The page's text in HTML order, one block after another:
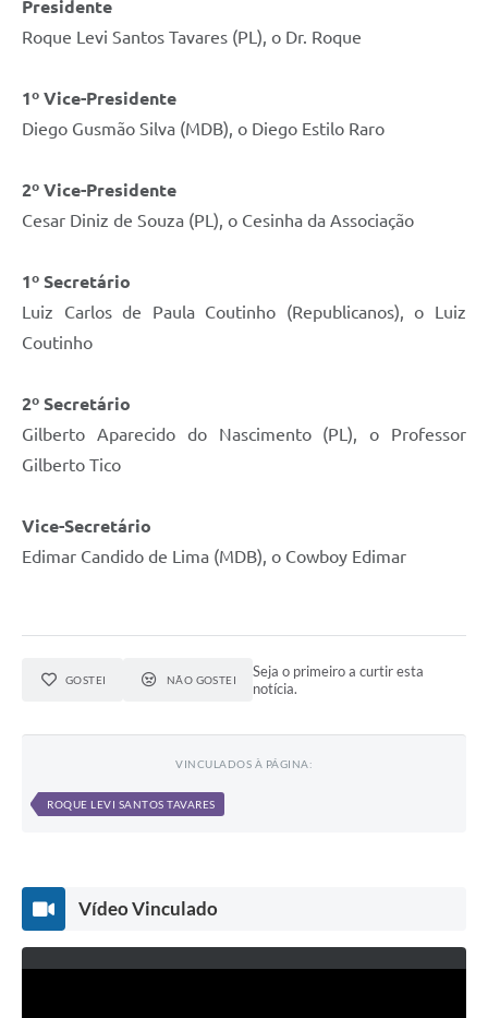
Presidente
Roque Levi Santos Tavares (PL), o Dr. Roque
1º Vice-Presidente
Diego Gusmão Silva (MDB), o Diego Estilo Raro
2º Vice-Presidente
Cesar Diniz de Souza (PL), o Cesinha da Associação
1º Secretário
Luiz Carlos de Paula Coutinho (Republicanos), o Luiz
Coutinho
2º Secretário
Gilberto Aparecido do Nascimento (PL), o Professor
Gilberto Tico
Vice-Secretário
Edimar Candido de Lima (MDB), o Cowboy Edimar
GOSTEI NÃO GOSTEI
Seja o primeiro a curtir esta
notícia.
VINCULADOS À PÁGINA:
ROQUE LEVI SANTOS TAVARES
Vídeo Vinculado